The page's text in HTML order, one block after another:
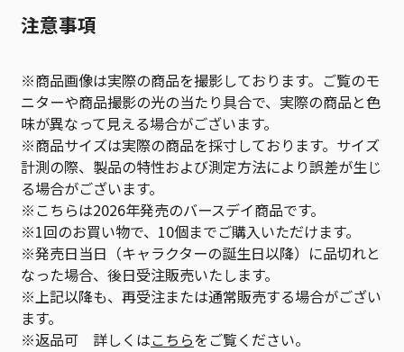
注意事項
※商品画像は実際の商品を撮影しております。ご覧のモ
ニターや商品撮影の光の当たり具合で、実際の商品と色
味が異なって見える場合がございます。
※商品サイズは実際の商品を採寸しております。サイズ
計測の際、製品の特性および測定方法により誤差が生じ
る場合がございます。
※こちらは2026年発売のバースデイ商品です。
※1回のお買い物で、10個までご購入いただけます。
※発売日当日（キャラクターの誕生日以降）に品切れと
なった場合、後日受注販売いたします。
※上記以降も、再受注または通常販売する場合がござい
ます。
※返品可 詳しくはこちらをご覧ください。